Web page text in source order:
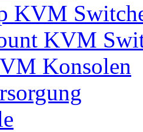
KVM
KVM
Konsolen